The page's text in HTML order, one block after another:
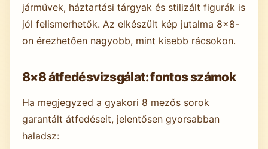
járművek, háztartási tárgyak és stilizált figurák is
jól felismerhetők. Az elkészült kép jutalma 8×8-
on érezhetően nagyobb, mint kisebb rácsokon.
8×8 átfedésvizsgálat: fontos számok
Ha megjegyzed a gyakori 8 mezős sorok
garantált átfedéseit, jelentősen gyorsabban
haladsz: